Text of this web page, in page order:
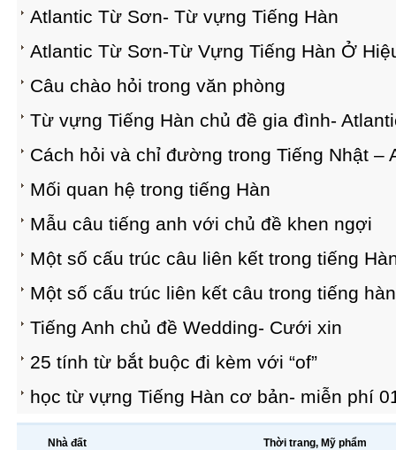
Atlantic Từ Sơn- Từ vựng Tiếng Hàn
Atlantic Từ Sơn-Từ Vựng Tiếng Hàn Ở
Câu chào hỏi trong văn phòng
Từ vựng Tiếng Hàn chủ đề gia đình-
Cách hỏi và chỉ đường trong Tiếng Nhật –
Mối quan hệ trong tiếng Hàn
Mẫu câu tiếng anh với chủ đề khen ngợi
Một số cấu trúc câu liên kết trong tiếng
Một số cấu trúc liên kết câu trong tiếng
Tiếng Anh chủ đề Wedding- Cưới xin
25 tính từ bắt buộc đi kèm với “of”
học từ vựng Tiếng Hàn cơ bản- miễn phí
Nhà đất
Thời trang, Mỹ phẩm